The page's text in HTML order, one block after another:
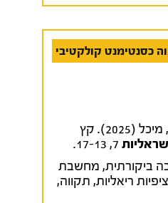
כסנטימנט קולקטיבי
גבעוני, מיכל (2025). קץ
ביקורתית, מחשבת
ציפיות ריאליות, תקווה,